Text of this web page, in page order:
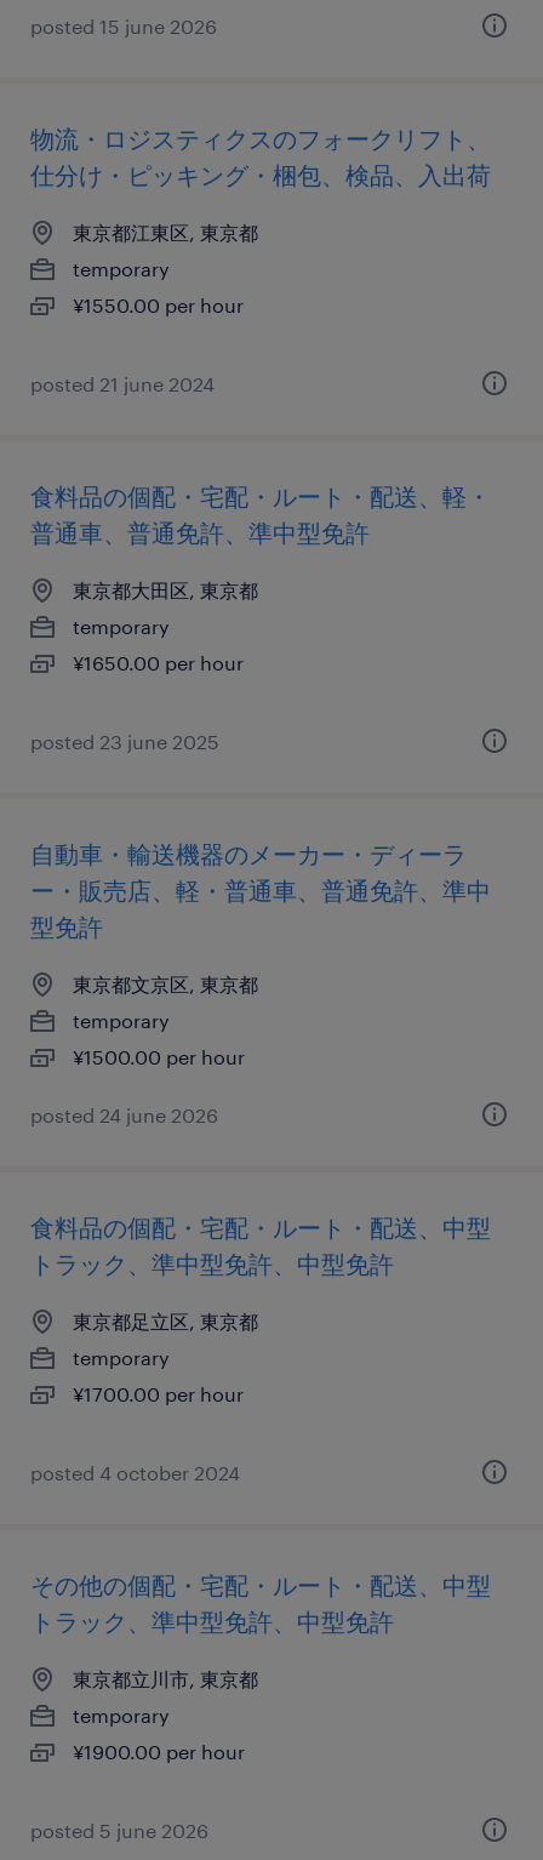
posted 15 june 2026
物流・ロジスティクスのフォークリフト、
仕分け・ピッキング・梱包、検品、入出荷
東京都江東区, 東京都
temporary
¥1550.00 per hour
posted 21 june 2024
食料品の個配・宅配・ルート・配送、軽・
普通車、普通免許、準中型免許
東京都大田区, 東京都
temporary
¥1650.00 per hour
posted 23 june 2025
自動車・輸送機器のメーカー・ディーラ
ー・販売店、軽・普通車、普通免許、準中
型免許
東京都文京区, 東京都
temporary
¥1500.00 per hour
posted 24 june 2026
食料品の個配・宅配・ルート・配送、中型
トラック、準中型免許、中型免許
東京都足立区, 東京都
temporary
¥1700.00 per hour
posted 4 october 2024
その他の個配・宅配・ルート・配送、中型
トラック、準中型免許、中型免許
東京都立川市, 東京都
temporary
¥1900.00 per hour
posted 5 june 2026